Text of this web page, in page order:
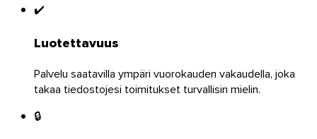
✔️
Luotettavuus
Palvelu saatavilla ympäri vuorokauden vakaudella, joka
takaa tiedostojesi toimitukset turvallisin mielin.
🔒